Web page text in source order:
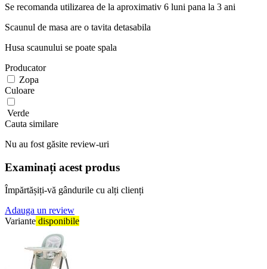
Se recomanda utilizarea de la aproximativ 6 luni pana la 3 ani
Scaunul de masa are o tavita detasabila
Husa scaunului se poate spala
Producator
Zopa
Culoare
Verde
Cauta similare
Nu au fost găsite review-uri
Examinați acest produs
Împărtășiți-vă gândurile cu alți clienți
Adauga un review
Variante disponibile